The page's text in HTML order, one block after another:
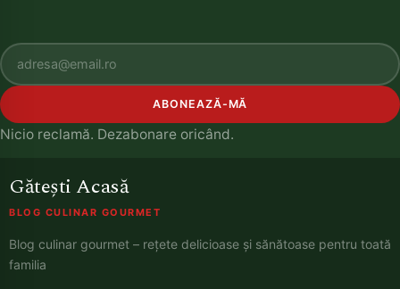
ABONEAZĂ-MĂ
Nicio reclamă. Dezabonare oricând.
Gătești Acasă
BLOG CULINAR GOURMET
Blog culinar gourmet – rețete delicioase și sănătoase pentru toată
familia